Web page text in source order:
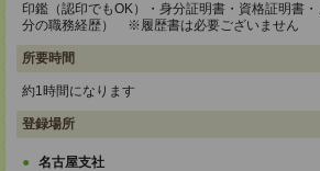
印鑑（認印でもOK）・身分証明書・資格証明書
分の職務経歴） ※履歴書は必要ございません
所要時間
約1時間になります
登録場所
名古屋支社